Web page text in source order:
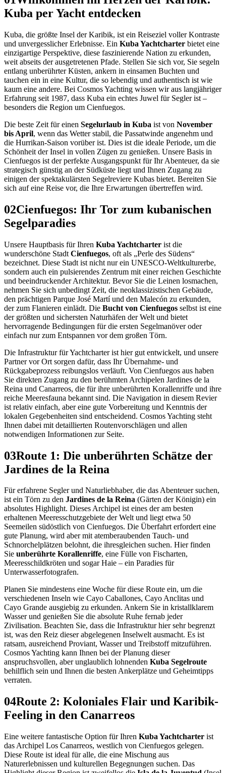
Kuba per Yacht entdecken
Kuba, die größte Insel der Karibik, ist ein Reiseziel voller Kontraste
und unvergesslicher Erlebnisse. Ein Kuba Yachtcharter bietet eine
einzigartige Perspektive, diese faszinierende Nation zu erkunden,
weit abseits der ausgetretenen Pfade. Stellen Sie sich vor, Sie segeln
entlang unberührter Küsten, ankern in einsamen Buchten und
tauchen ein in eine Kultur, die so lebendig und authentisch ist wie
kaum eine andere. Bei Cosmos Yachting wissen wir aus langjähriger
Erfahrung seit 1987, dass Kuba ein echtes Juwel für Segler ist –
besonders die Region um Cienfuegos.
Die beste Zeit für einen Segelurlaub in Kuba ist von November
bis April, wenn das Wetter stabil, die Passatwinde angenehm und
die Hurrikan-Saison vorüber ist. Dies ist die ideale Periode, um die
Schönheit der Insel in vollen Zügen zu genießen. Unsere Basis in
Cienfuegos ist der perfekte Ausgangspunkt für Ihr Abenteuer, da sie
strategisch günstig an der Südküste liegt und Ihnen Zugang zu
einigen der spektakulärsten Segelreviere Kubas bietet. Bereiten Sie
sich auf eine Reise vor, die Ihre Erwartungen übertreffen wird.
02Cienfuegos: Ihr Tor zum kubanischen
Segelparadies
Unsere Hauptbasis für Ihren Kuba Yachtcharter ist die
wunderschöne Stadt Cienfuegos, oft als „Perle des Südens“
bezeichnet. Diese Stadt ist nicht nur ein UNESCO-Weltkulturerbe,
sondern auch ein pulsierendes Zentrum mit einer reichen Geschichte
und beeindruckender Architektur. Bevor Sie die Leinen losmachen,
nehmen Sie sich unbedingt Zeit, die neoklassizistischen Gebäude,
den prächtigen Parque José Martí und den Malecón zu erkunden,
der zum Flanieren einlädt. Die Bucht von Cienfuegos selbst ist eine
der größten und sichersten Naturhäfen der Welt und bietet
hervorragende Bedingungen für die ersten Segelmanöver oder
einfach nur zum Entspannen vor dem großen Törn.
Die Infrastruktur für Yachtcharter ist hier gut entwickelt, und unsere
Partner vor Ort sorgen dafür, dass Ihr Übernahme- und
Rückgabeprozess reibungslos verläuft. Von Cienfuegos aus haben
Sie direkten Zugang zu den berühmten Archipelen Jardines de la
Reina und Canarreos, die für ihre unberührten Korallenriffe und ihre
reiche Meeresfauna bekannt sind. Die Navigation in diesem Revier
ist relativ einfach, aber eine gute Vorbereitung und Kenntnis der
lokalen Gegebenheiten sind entscheidend. Cosmos Yachting steht
Ihnen dabei mit detaillierten Routenvorschlägen und allen
notwendigen Informationen zur Seite.
03Route 1: Die unberührten Schätze der
Jardines de la Reina
Für erfahrene Segler und Naturliebhaber, die das Abenteuer suchen,
ist ein Törn zu den Jardines de la Reina (Gärten der Königin) ein
absolutes Highlight. Dieses Archipel ist eines der am besten
erhaltenen Meeresschutzgebiete der Welt und liegt etwa 50
Seemeilen südöstlich von Cienfuegos. Die Überfahrt erfordert eine
gute Planung, wird aber mit atemberaubenden Tauch- und
Schnorchelplätzen belohnt, die ihresgleichen suchen. Hier finden
Sie unberührte Korallenriffe, eine Fülle von Fischarten,
Meeresschildkröten und sogar Haie – ein Paradies für
Unterwasserfotografen.
Planen Sie mindestens eine Woche für diese Route ein, um die
verschiedenen Inseln wie Cayo Caballones, Cayo Anclitas und
Cayo Grande ausgiebig zu erkunden. Ankern Sie in kristallklarem
Wasser und genießen Sie die absolute Ruhe fernab jeder
Zivilisation. Beachten Sie, dass die Infrastruktur hier sehr begrenzt
ist, was den Reiz dieser abgelegenen Inselwelt ausmacht. Es ist
ratsam, ausreichend Proviant, Wasser und Treibstoff mitzuführen.
Cosmos Yachting kann Ihnen bei der Planung dieser
anspruchsvollen, aber unglaublich lohnenden Kuba Segelroute
behilflich sein und Ihnen die besten Ankerplätze und Geheimtipps
verraten.
04Route 2: Koloniales Flair und Karibik-
Feeling in den Canarreos
Eine weitere fantastische Option für Ihren Kuba Yachtcharter ist
das Archipel Los Canarreos, westlich von Cienfuegos gelegen.
Diese Route ist ideal für alle, die eine Mischung aus
Naturerlebnissen und kulturellen Begegnungen suchen. Das